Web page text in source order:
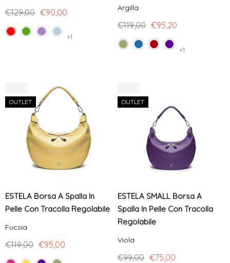
€129,00 €90,00
+1
Argilla
€119,00 €95,20
+1
OUTLET
ESTELA Borsa A Spalla In
Pelle Con Tracolla Regolabile
Fucsia
€119,00 €95,00
OUTLET
ESTELA SMALL Borsa A
Spalla In Pelle Con Tracolla
Regolabile
Viola
€99,00 €75,00